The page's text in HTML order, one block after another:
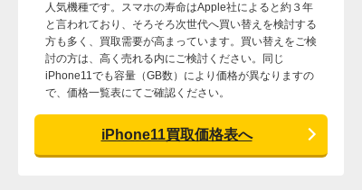
人気機種です。スマホの寿命はApple社によると約３年
と言われており、そろそろ次世代へ買い替えを検討する
方も多く、買取需要が高まっています。買い替えをご検
討の方は、高く売れる内にご検討ください。同じ
iPhone11でも容量（GB数）により価格が異なりますの
で、価格一覧表にてご確認ください。
iPhone11買取価格表へ